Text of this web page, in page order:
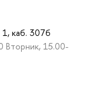
1, каб. 307б
Вторник, 15.00-